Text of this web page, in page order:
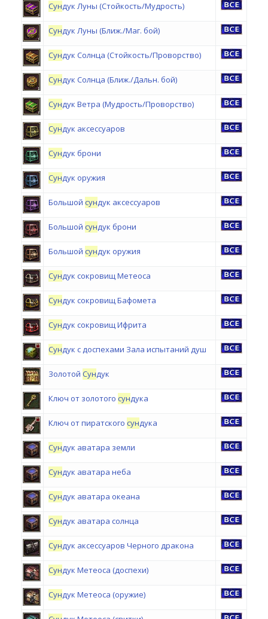
Сундук Луны (Стойкость/Мудрость)
Сундук Луны (Ближ./Маг. бой)
Сундук Солнца (Стойкость/Проворство)
Сундук Солнца (Ближ./Дальн. бой)
Сундук Ветра (Мудрость/Проворство)
Сундук аксессуаров
Сундук брони
Сундук оружия
Большой сундук аксессуаров
Большой сундук брони
Большой сундук оружия
Сундук сокровищ Метеоса
Сундук сокровищ Бафомета
Сундук сокровищ Ифрита
Сундук с доспехами Зала испытаний душ
Золотой Сундук
Ключ от золотого сундука
Ключ от пиратского сундука
Сундук аватара земли
Сундук аватара неба
Сундук аватара океана
Сундук аватара солнца
Сундук аксессуаров Черного дракона
Сундук Метеоса (доспехи)
Сундук Метеоса (оружие)